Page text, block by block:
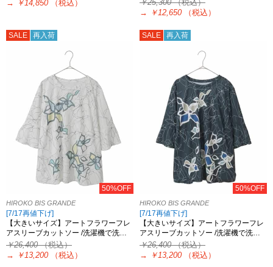
→
￥14,850 （税込） ￥25,300（税込）
→
￥12,650 （税込）
SALE 再入荷
50%OFF
HIROKO BIS GRANDE
[7/17再値下げ]
【大きいサイズ】アートフラワーフレ
アスリーブカットソー /洗濯機で洗…
￥26,400（税込）
→
￥13,200 （税込）
SALE 再入荷
50%OFF
HIROKO BIS GRANDE
[7/17再値下げ]
【大きいサイズ】アートフラワーフレ
アスリーブカットソー /洗濯機で洗…
￥26,400（税込）
→
￥13,200 （税込）